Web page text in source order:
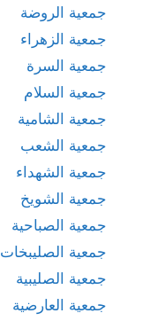
جمعية الروضة
جمعية الزهراء
جمعية السرة
جمعية السلام
جمعية الشامية
جمعية الشعب
جمعية الشهداء
جمعية الشويخ
جمعية الصباحية
جمعية الصليبخات
جمعية الصليبية
جمعية العارضية